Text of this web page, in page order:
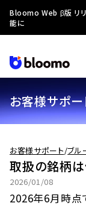
お客様サポー
お客様サポート/ブル
取扱の銘柄は
2026/01/08
2026年6月時点
Bloomo Web β版 リ
能に